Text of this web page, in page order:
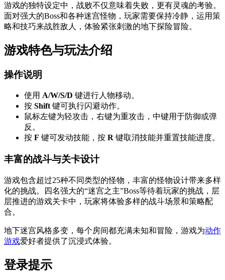
游戏的独特设定中，战败不仅意味着失败，更有灵魂的考验。
面对强大的Boss和各种迷宫怪物，玩家需要保持冷静，运用策
略和技巧来战胜敌人，体验紧张刺激的地下探险冒险。
游戏特色与玩法介绍
操作说明
使用 A/W/S/D 键进行人物移动。
按 Shift键可执行闪避动作。
鼠标左键为轻攻击，右键为重攻击，中键用于防御或弹
反。
按 F 键可发动技能，按 R 键取消技能并重置技能进度。
丰富的战斗与关卡设计
游戏包含超过25种不同类型的怪物，丰富的怪物设计带来多样
化的挑战。四名强大的“迷宫之主”Boss等待着玩家的挑战，层
层推进的游戏关卡中，玩家将体验多样的战斗场景和策略配
合。
地下迷宫风格多变，每个房间都充满未知和冒险，游戏为动作
游戏爱好者提供了沉浸式体验。
登录提示